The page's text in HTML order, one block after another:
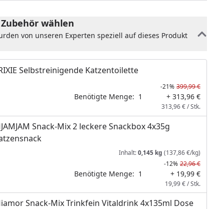
wählen
von unseren Experten speziell auf dieses Produkt
Selbstreinigende Katzentoilette
-21% 399,99 €
Benötigte Menge: 1 + 313,96 €
313,96 € / Stk.
Snack-Mix 2 leckere Snackbox 4x35g
Inhalt:0,145 kg (137,86 €/kg)
-12% 22,96 €
Benötigte Menge: 1 + 19,99 €
19,99 € / Stk.
Snack-Mix Trinkfein Vitaldrink 4x135ml Dose